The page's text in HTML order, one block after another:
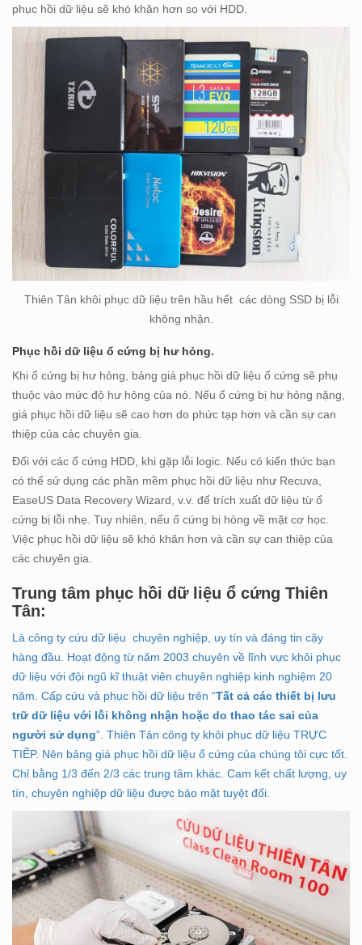
phục hồi dữ liệu sẽ khó khăn hơn so với HDD.
Thiên Tân khôi phục dữ liệu trên hầu hết các dòng SSD bị lỗi
không nhận.
Phục hồi dữ liệu ổ cứng bị hư hỏng.
Khi ổ cứng bị hư hỏng, bảng giá phục hồi dữ liệu ổ cứng sẽ phụ
thuộc vào mức độ hư hỏng của nó. Nếu ổ cứng bị hư hỏng nặng,
giá phục hồi dữ liệu sẽ cao hơn do phức tạp hơn và cần sự can
thiệp của các chuyên gia.
Đối với các ổ cứng HDD, khi gặp lỗi logic. Nếu có kiến thức bạn
có thể sử dụng các phần mềm phục hồi dữ liệu như Recuva,
EaseUS Data Recovery Wizard, v.v. để trích xuất dữ liệu từ ổ
cứng bị lỗi nhẹ. Tuy nhiên, nếu ổ cứng bị hỏng về mặt cơ học.
Việc phục hồi dữ liệu sẽ khó khăn hơn và cần sự can thiệp của
các chuyên gia.
Trung tâm phục hồi dữ liệu ổ cứng Thiên
Tân:
Là công ty cứu dữ liệu chuyên nghiệp, uy tín và đáng tin cậy
hàng đầu. Hoạt động từ năm 2003 chuyên về lĩnh vực khôi phục
dữ liệu với đội ngũ kĩ thuật viên chuyên nghiệp kinh nghiệm 20
năm. Cấp cứu và phục hồi dữ liệu trên “Tất cả các thiết bị lưu
trữ dữ liệu với lỗi không nhận hoặc do thao tác sai của
người sử dụng”. Thiên Tân công ty khôi phục dữ liệu TRỰC
TIẾP. Nên bảng giá phục hồi dữ liệu ổ cứng của chúng tôi cực tốt.
Chỉ bằng 1/3 đến 2/3 các trung tâm khác. Cam kết chất lượng, uy
tín, chuyên nghiệp dữ liệu được bảo mật tuyệt đối.